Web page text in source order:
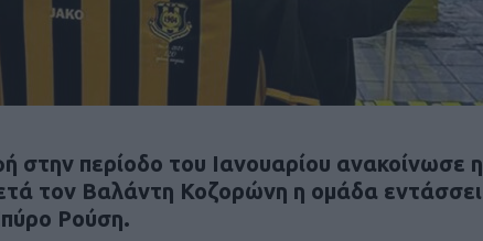
στην περίοδο του Ιανουαρίου ανακοίνωσε η
τον Βαλάντη Κοζορώνη η ομάδα εντάσσει
Ρούση.